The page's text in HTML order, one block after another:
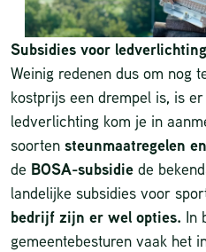
Subsidies voor
Weinig redenen dus om nog
kostprijs een drempel is, is
ledverlichting kom je in
soorten steunmaatregelen
de BOSA-subsidie de
landelijke subsidies voor
bedrijf zijn er wel opties. In
gemeentebesturen vaak het